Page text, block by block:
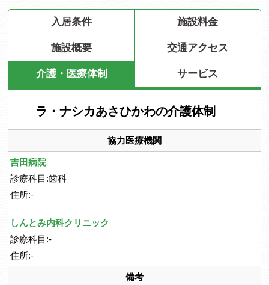
入居条件 施設料金
施設概要 交通アクセス
介護・医療体制 サービス
ラ・ナシカあさひかわの介護体制
協力医療機関
吉田病院
診療科目:歯科
住所:-
しんとみ内科クリニック
診療科目:-
住所:-
備考